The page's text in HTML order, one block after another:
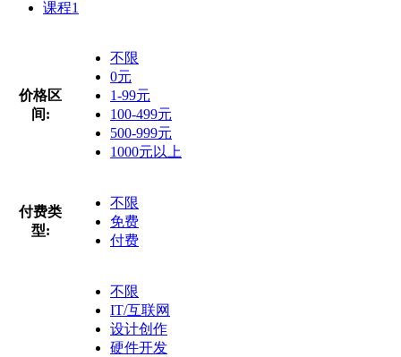
课程1
价格区
间:
不限
0元
1-99元
100-499元
500-999元
1000元以上
付费类
型:
不限
免费
付费
不限
IT/互联网
设计创作
硬件开发